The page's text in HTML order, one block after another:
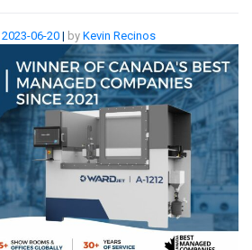
2023-06-20| by Kevin Recinos